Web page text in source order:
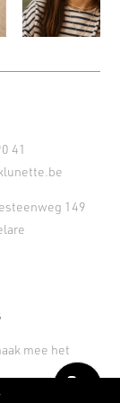
41
149
mee het